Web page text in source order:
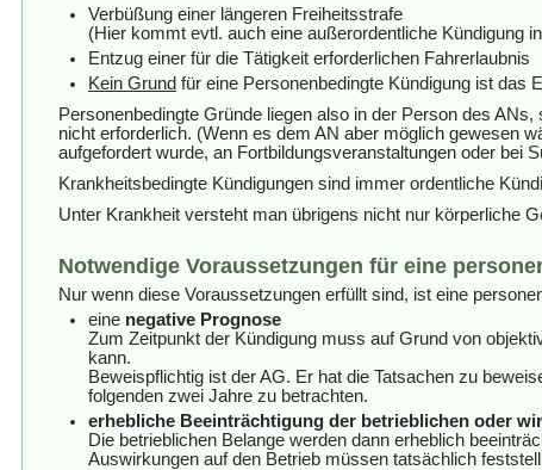
Verbüßung einer längeren Freiheitsstrafe
(Hier kommt evtl. auch eine außerordentliche Kündigung
Entzug einer für die Tätigkeit erforderlichen Fahrerlaubnis
Kein Grund für eine Personenbedingte Kündigung ist das
Personenbedingte Gründe liegen also in der Person des
nicht erforderlich. (Wenn es dem AN aber möglich gewesen
aufgefordert wurde, an Fortbildungsveranstaltungen oder bei
Krankheitsbedingte Kündigungen sind immer ordentliche
Unter Krankheit versteht man übrigens nicht nur körperliche
Notwendige Voraussetzungen für eine
Nur wenn diese Voraussetzungen erfüllt sind, ist eine
eine negative Prognose
Zum Zeitpunkt der Kündigung muss auf Grund von
kann.
Beweispflichtig ist der AG. Er hat die Tatsachen zu
folgenden zwei Jahre zu betrachten.
erhebliche Beeinträchtigung der betrieblichen oder
Die betrieblichen Belange werden dann erheblich
Auswirkungen auf den Betrieb müssen tatsächlich